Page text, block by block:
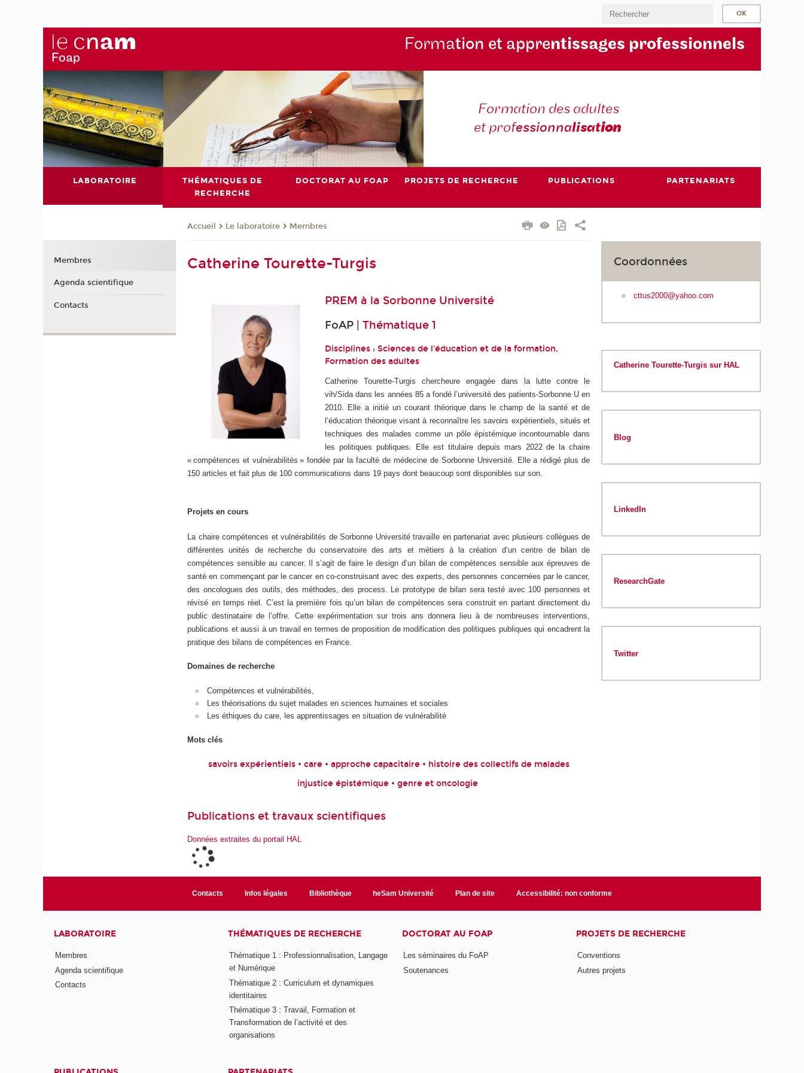
Formation et apprentissages professionnels
Formation des adultes
et professionnalisation
LABORATOIRE
THÉMATIQUES DE
RECHERCHE
DOCTORAT AU FOAP PROJETS DE RECHERCHE PUBLICATIONS PARTENARIATS
Accueil Le laboratoire Membres
Catherine Tourette-Turgis
PREM à la Sorbonne Université
FoAP |Thématique 1
Disciplines : Sciences de l'éducation et de la formation,
Formation des adultes
Catherine Tourette-Turgis chercheure engagée dans la lutte contre le
vih/Sida dans les années 85 a fondé l’université des patients-Sorbonne U en
2010. Elle a initié un courant théorique dans le champ de la santé et de
l’éducation théorique visant à reconnaître les savoirs expérientiels, situés et
techniques des malades comme un pôle épistémique incontournable dans
les politiques publiques. Elle est titulaire depuis mars 2022 de la chaire
« compétences et vulnérabilités » fondée par la faculté de médecine de Sorbonne Université. Elle a rédigé plus de
150 articles et fait plus de 100 communications dans 19 pays dont beaucoup sont disponibles sur son.
Projets en cours
La chaire compétences et vulnérabilités de Sorbonne Université travaille en partenariat avec plusieurs collègues de
différentes unités de recherche du conservatoire des arts et métiers à la création d’un centre de bilan de
compétences sensible au cancer. Il s’agit de faire le design d’un bilan de compétences sensible aux épreuves de
santé en commençant par le cancer en co-construisant avec des experts, des personnes concernées par le cancer,
des oncologues des outils, des méthodes, des process. Le prototype de bilan sera testé avec 100 personnes et
révisé en temps réel. C’est la première fois qu’un bilan de compétences sera construit en partant directement du
public destinataire de l’offre. Cette expérimentation sur trois ans donnera lieu à de nombreuses interventions,
publications et aussi à un travail en termes de proposition de modification des politiques publiques qui encadrent la
pratique des bilans de compétences en France.
Domaines de recherche
Compétences et vulnérabilités,
Les théorisations du sujet malades en sciences humaines et sociales
Les éthiques du care, les apprentissages en situation de vulnérabilité
Mots clés
savoirs expérientiels • care • approche capacitaire • histoire des collectifs de malades
injustice épistémique • genre et oncologie
Publications et travaux scientifiques
Données extraites du portail HAL
Coordonnées
cttus2000@yahoo.com
Catherine Tourette-Turgis sur HAL
Blog
LinkedIn
ResearchGate
Twitter
Membres
Agenda scientifique
Contacts
Contacts Infos légales Bibliothèque heSam Université Plan de site Accessibilité: non conforme
LABORATOIRE
Membres
Agenda scientifique
Contacts
THÉMATIQUES DE RECHERCHE
Thématique 1 : Professionnalisation, Langage
et Numérique
Thématique 2 : Curriculum et dynamiques
identitaires
Thématique 3 : Travail, Formation et
Transformation de l’activité et des
organisations
DOCTORAT AU FOAP
Les séminaires du FoAP
Soutenances
PROJETS DE RECHERCHE
Conventions
Autres projets